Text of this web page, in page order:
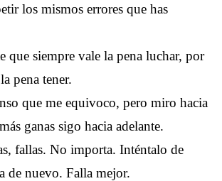
los mismos errores que has
que siempre vale la pena luchar, por
pena tener.
que me equivoco, pero miro hacia
ganas sigo hacia adelante.
fallas. No importa. Inténtalo de
de nuevo. Falla mejor.